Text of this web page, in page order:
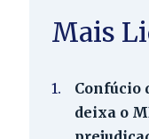
Mais
1.
Confúcio
deixa o